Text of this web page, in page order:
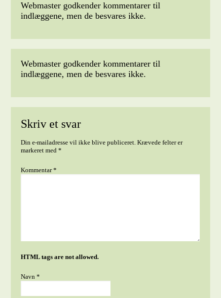
Webmaster godkender kommentarer til
indlæggene, men de besvares ikke.
Webmaster godkender kommentarer til
indlæggene, men de besvares ikke.
Skriv et svar
Din e-mailadresse vil ikke blive publiceret. Krævede felter er
markeret med*
Kommentar*
HTML tags are not allowed.
Navn*